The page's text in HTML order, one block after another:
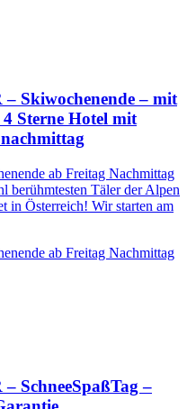
Skiwochenende – mit
Sterne Hotel mit
ab Freitag Nachmittag
berühmtesten Täler der Alpen
in Österreich! Wir starten am
ab Freitag Nachmittag
SchneeSpaßTag –